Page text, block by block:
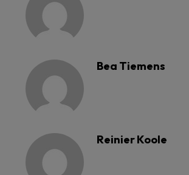
Bea Tiemens
Reinier Koole